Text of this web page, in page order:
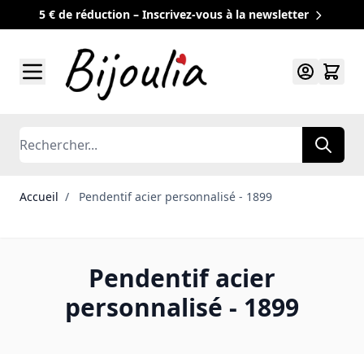
5 € de réduction – Inscrivez-vous à la newsletter
Rechercher
Accueil / Pendentif acier personnalisé - 1899
Pendentif acier
personnalisé - 1899